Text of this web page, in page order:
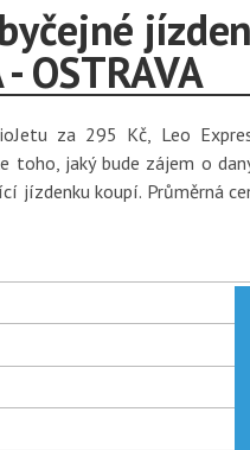
OSTRAVA
za 295 Kč, Leo
toho, jaký bude zájem o
jízdenku koupí. Průměrná